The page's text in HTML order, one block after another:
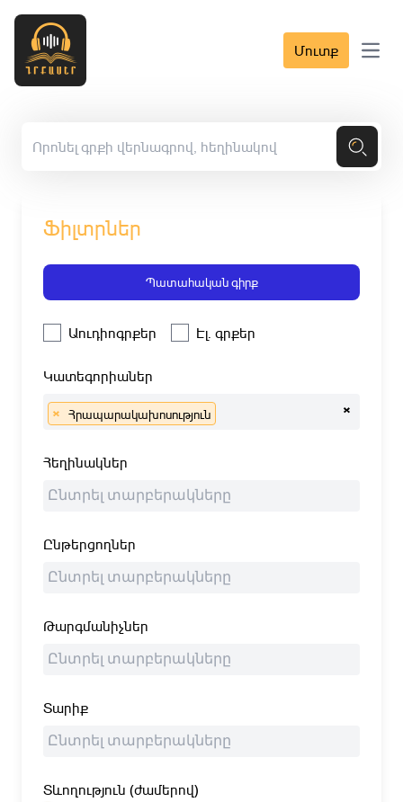
Մուտք Open
Ֆիլտրներ
Պատահական գիրք
Աուդիոգրքեր Էլ. գրքեր
Կատեգորիաներ
×
× Հրապարակախոսություն
Հեղինակներ
Ընթերցողներ
Թարգմանիչներ
Տարիք
Տևողություն (ժամերով)